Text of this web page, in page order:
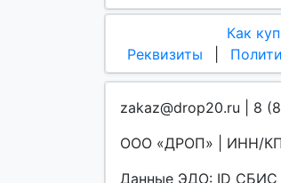
Как
Реквизиты
zakaz@drop20.ru | 8
ООО «ДРОП» | ИНН/
Данные ЭДО: ID СБИС